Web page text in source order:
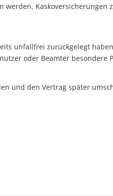
Kaskoversicherungen
unfallfrei zurückgelegt
oder Beamter besondere
und den Vertrag später